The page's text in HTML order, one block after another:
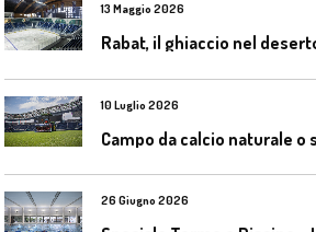
13 Maggio 2026
Rabat, il ghiaccio nel
10 Luglio 2026
26 Giugno 2026